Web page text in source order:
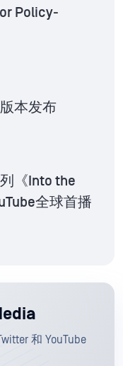
Policy-
本发布
《Into the
全球首播
和 YouTube